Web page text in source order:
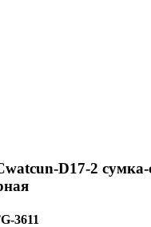
D17-2 сумка-
3611